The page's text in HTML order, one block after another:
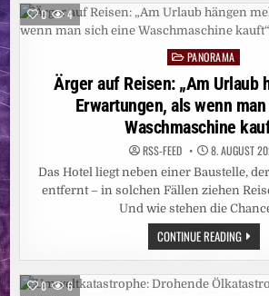
D
IM
0 4
PostedPANORAMA
Ärger auf Reisen: „Am Urlaub
Erwartungen, als wenn
Waschmaschine
RSS-FEED 8. AUGUST
Das Hotel liegt neben einer Baustelle,
entfernt – in solchen Fällen ziehen
Und wie stehen die
CONTINUE READINGÄRGER
AUF
0 6